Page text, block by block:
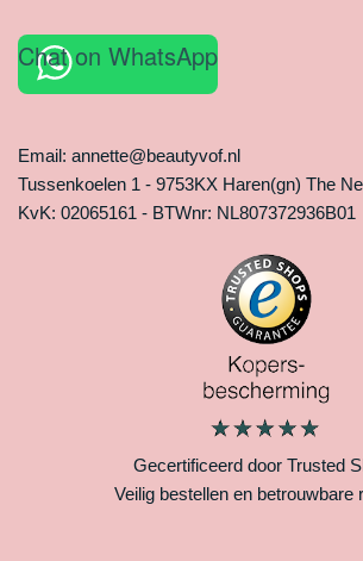
Chat on WhatsApp
Email: annette@beautyvof.nl
Tussenkoelen 1 - 9753KX Haren(gn) The
KvK: 02065161 - BTWnr: NL807372936B01
Gecertificeerd door Trusted
Veilig bestellen en betrouwbare